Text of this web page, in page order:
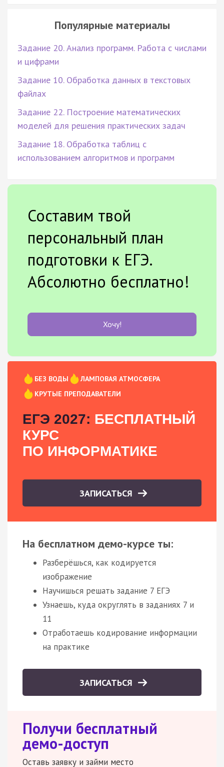
Популярные материалы
Задание 20. Анализ программ. Работа с числами
и цифрами
Задание 10. Обработка данных в текстовых
файлах
Задание 22. Построение математических
моделей для решения практических задач
Задание 18. Обработка таблиц с
использованием алгоритмов и программ
Составим твой
персональный план
подготовки к ЕГЭ.
Абсолютно бесплатно!
Хочу!
БЕЗ ВОДЫ
ЛАМПОВАЯ АТМОСФЕРА
КРУТЫЕ ПРЕПОДАВАТЕЛИ
ЕГЭ 2027: БЕСПЛАТНЫЙ
КУРС
ПО ИНФОРМАТИКЕ
ЗАПИСАТЬСЯ
На бесплатном демо-курсе ты:
Разберёшься, как кодируется
изображение
Научишься решать задание 7 ЕГЭ
Узнаешь, куда округлять в заданиях 7 и
11
Отработаешь кодирование информации
на практике
ЗАПИСАТЬСЯ
Получи бесплатный
демо-доступ
Оставь заявку и займи место